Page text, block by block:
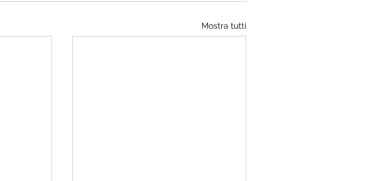
Mostra tutti